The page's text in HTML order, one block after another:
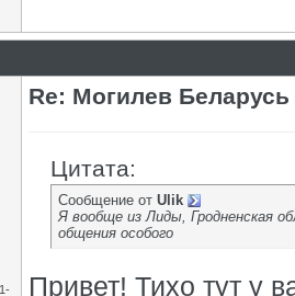
Re: Могилев Беларусь
Цитата:
Сообщение от Ulik
Я вообще из Лиды, Гродненская
общения особого
Привет! Тихо тут у